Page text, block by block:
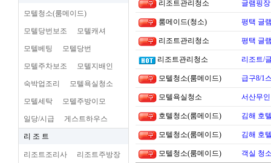
모텔청소(룸메이드)
모텔당번보조 모텔캐셔
모텔베팅 모텔당번
모텔주차보조 모텔지배인
숙박업조리 모텔욕실청소
모텔세탁 모텔주방이모
일당/시급 게스트하우스
리 조 트
리조트조리사 리조트주방장
리조트관리청소 글램핑
룸메이드(청소) 평택 글
리조트관리청소 평택 글
리조트관리청소 리조트/
모텔청소(룸메이드) 급구8/1
모텔욕실청소 서산무
호텔청소(룸메이드) 김해 호
모텔청소(룸메이드) 김해 호
모텔청소(룸메이드) 객실 청